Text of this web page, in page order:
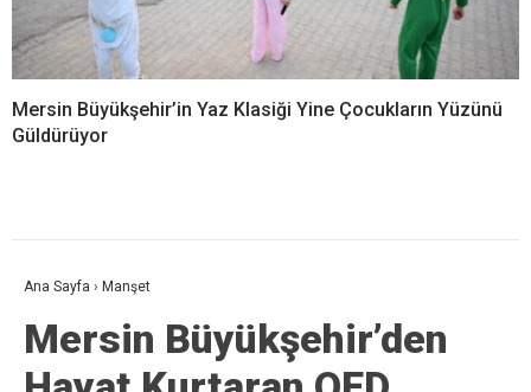
Mersin Büyükşehir’in Yaz Klasiği Yine Çocukların Yüzünü
Güldürüyor
Ana Sayfa › Manşet
Mersin Büyükşehir’den